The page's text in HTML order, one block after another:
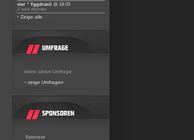
vier ° Yggdrasil
@ 19:05
// sick rhymes
• Zeige alle
keine aktive Umfrage
• zeige Umfragen
Sponsor